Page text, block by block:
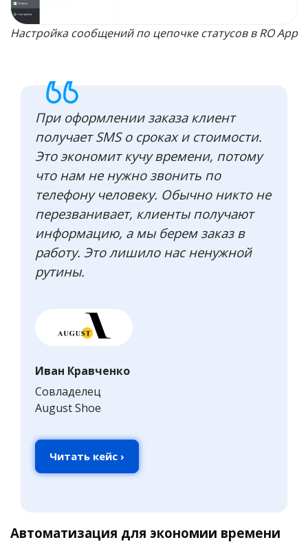
Настройка сообщений по цепочке статусов в RO App
При оформлении заказа клиент
получает SMS о сроках и стоимости.
Это экономит кучу времени, потому
что нам не нужно звонить по
телефону человеку. Обычно никто не
перезванивает, клиенты получают
информацию, а мы берем заказ в
работу. Это лишило нас ненужной
рутины.
Иван Кравченко
Совладелец
August Shoe
Читать кейс ›
Автоматизация для экономии времени